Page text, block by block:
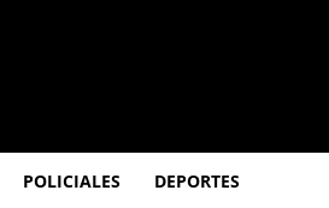
POLICIALES DEPORTES